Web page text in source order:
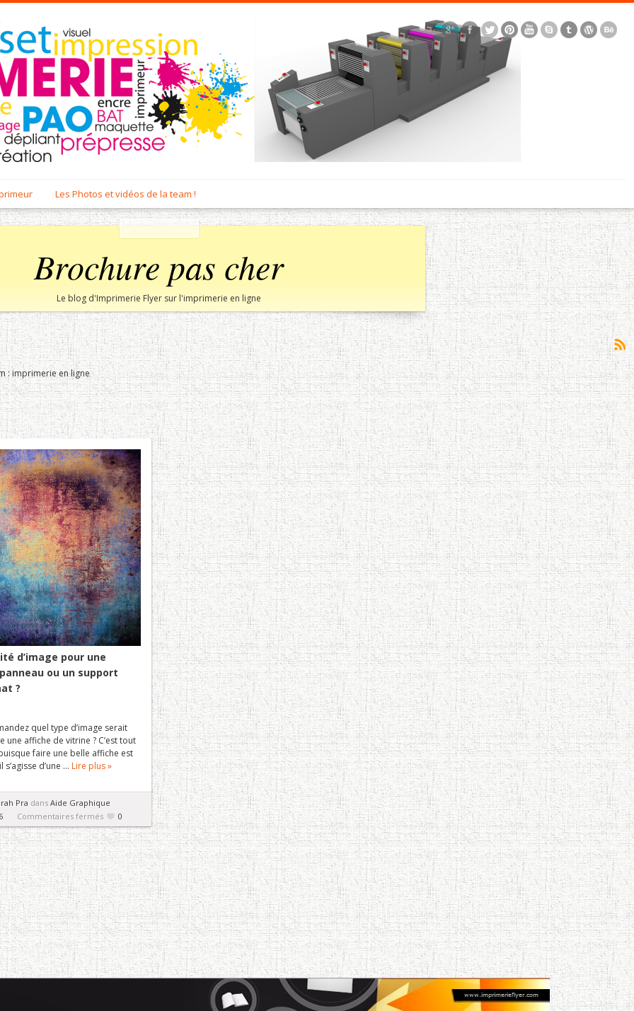
Les Photos et vidéos de la team !
Brochure pas cher
Le blog d'Imprimerie Flyer sur l'imprimerie en ligne
: imprimerie en ligne
d’image pour une
ou un support
?
quel type d’image serait
une affiche de vitrine ? C’est tout
faire une belle affiche est
d’une ... Lire plus »
Pra dans Aide Graphique
Commentaires ferméssur
Quelle
qualité
d’image
pour
une
affiche,
un
panneau
ou
un
support
grand
format
?
0